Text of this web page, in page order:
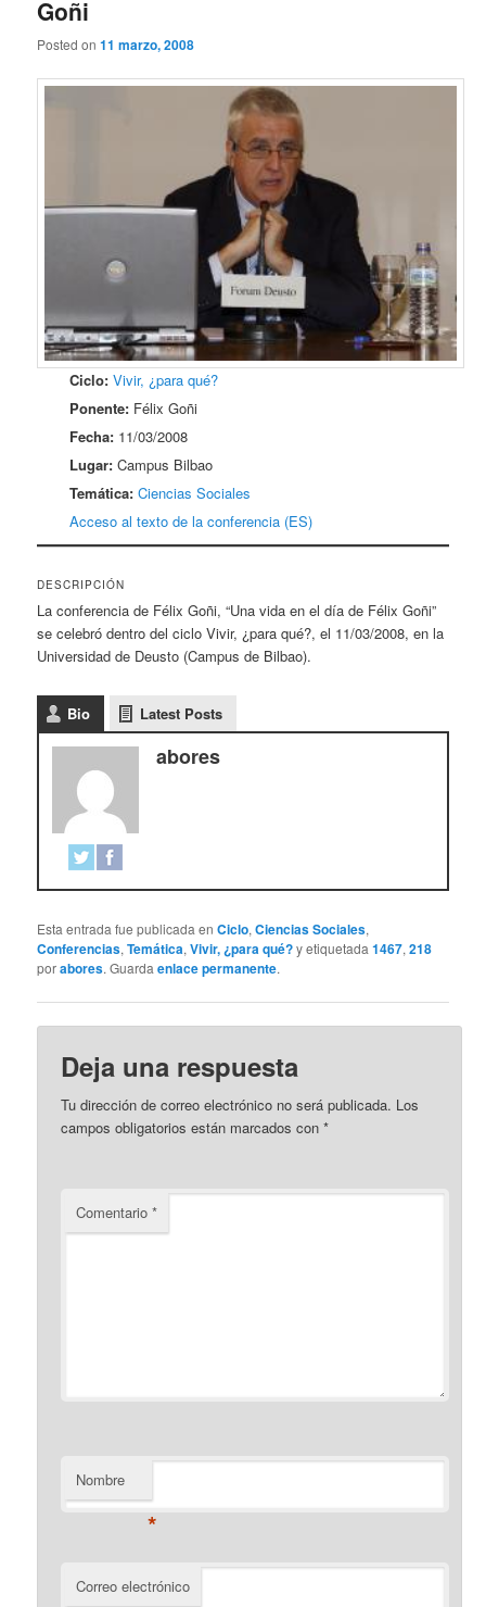
Goñi
Posted on11 marzo, 2008
Ciclo: Vivir, ¿para qué?
Ponente: Félix Goñi
Fecha: 11/03/2008
Lugar: Campus Bilbao
Temática: Ciencias Sociales
Acceso al texto de la conferencia (ES)
DESCRIPCIÓN
La conferencia de Félix Goñi, “Una vida en el día de Félix Goñi”
se celebró dentro del ciclo Vivir, ¿para qué?, el 11/03/2008, en la
Universidad de Deusto (Campus de Bilbao).
Bio Latest Posts
abores
Esta entrada fue publicada enCiclo,Ciencias Sociales,
Conferencias,Temática,Vivir, ¿para qué?y etiquetada1467,218
porabores. Guardaenlace permanente.
Deja una respuesta
Tu dirección de correo electrónico no será publicada. Los
campos obligatorios están marcados con*
Comentario*
Nombre
*
Correo electrónico